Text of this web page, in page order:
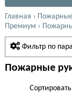
Главная ›
Премиум ›
Фильтр по
Пожарные